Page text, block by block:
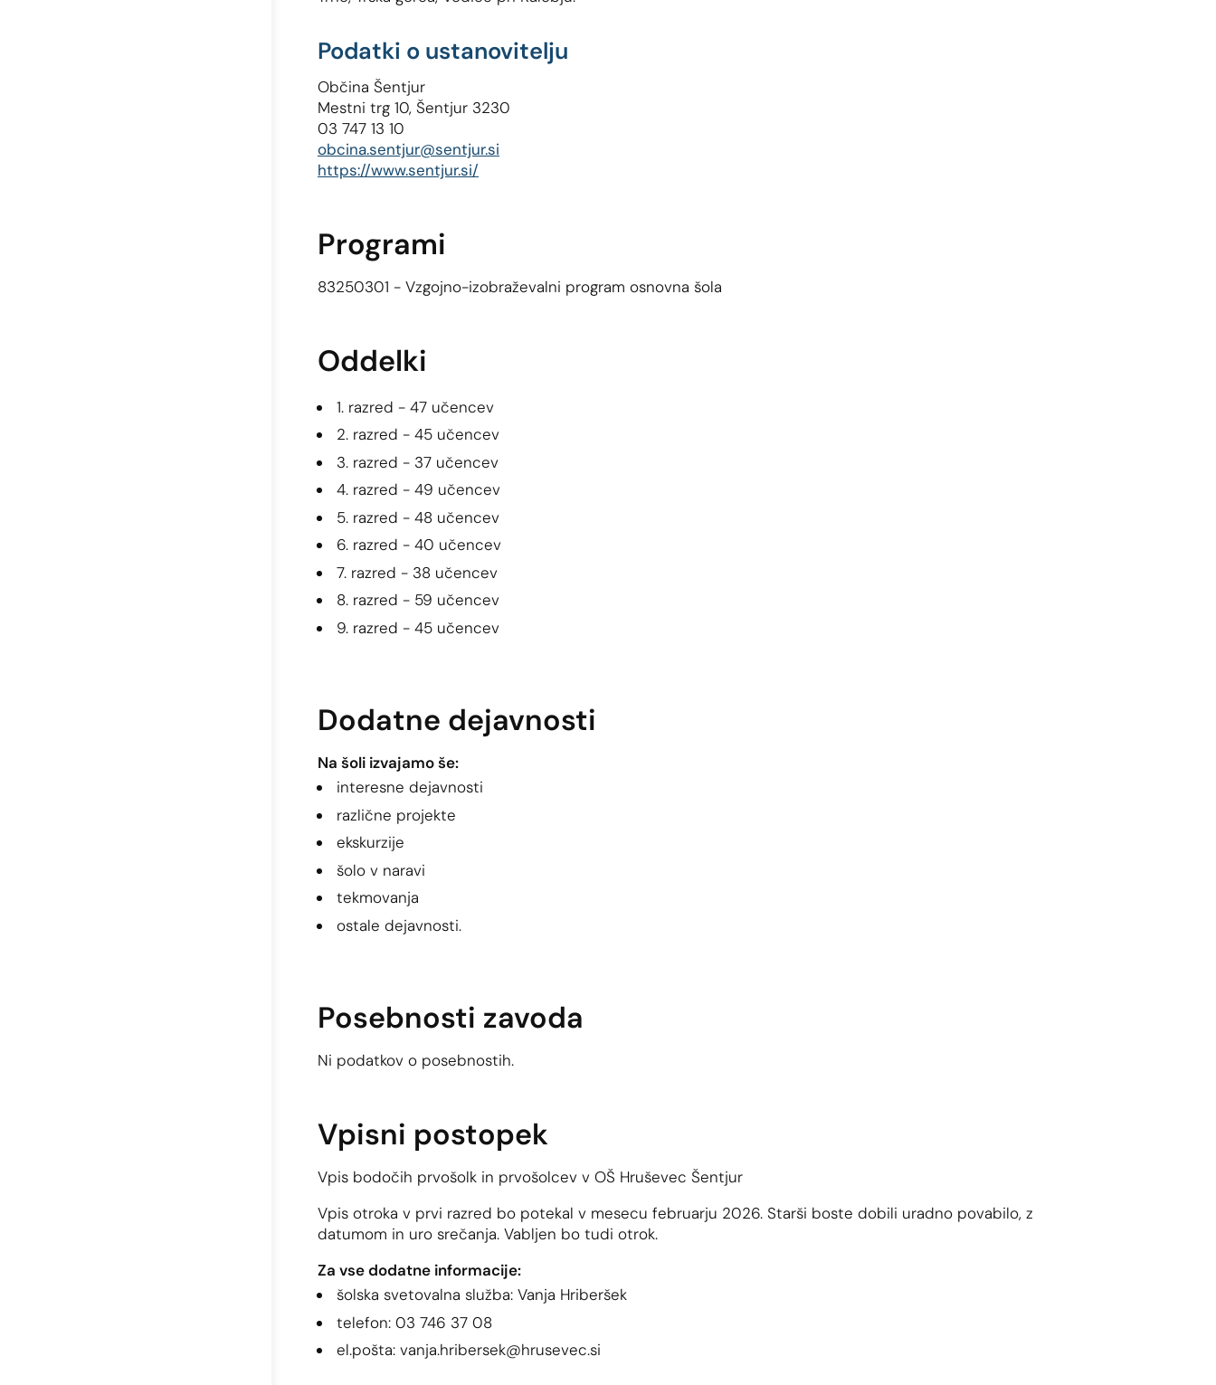
Podatki o ustanovitelju
Občina Šentjur
Mestni trg 10, Šentjur 3230
03 747 13 10
obcina.sentjur@sentjur.si
https://www.sentjur.si/
Programi
83250301 - Vzgojno-izobraževalni program osnovna šola
Oddelki
1. razred - 47 učencev
2. razred - 45 učencev
3. razred - 37 učencev
4. razred - 49 učencev
5. razred - 48 učencev
6. razred - 40 učencev
7. razred - 38 učencev
8. razred - 59 učencev
9. razred - 45 učencev
Dodatne dejavnosti
Na šoli izvajamo še:
interesne dejavnosti
različne projekte
ekskurzije
šolo v naravi
tekmovanja
ostale dejavnosti.
Posebnosti zavoda
Ni podatkov o posebnostih.
Vpisni postopek
Vpis bodočih prvošolk in prvošolcev v OŠ Hruševec Šentjur
Vpis otroka v prvi razred bo potekal v mesecu februarju 2026. Starši boste dobili uradno povabilo, z
datumom in uro srečanja. Vabljen bo tudi otrok.
Za vse dodatne informacije:
šolska svetovalna služba: Vanja Hriberšek
telefon: 03 746 37 08
el.pošta: vanja.hribersek@hrusevec.si